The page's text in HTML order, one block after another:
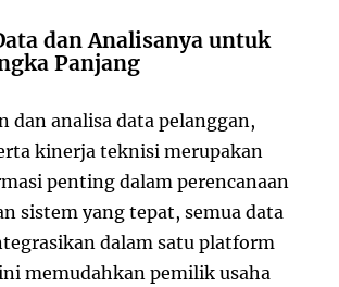
dan Analisanya untuk
Panjang
dan analisa data pelanggan,
kinerja teknisi merupakan
penting dalam perencanaan
sistem yang tepat, semua data
dalam satu platform
memudahkan pemilik usaha